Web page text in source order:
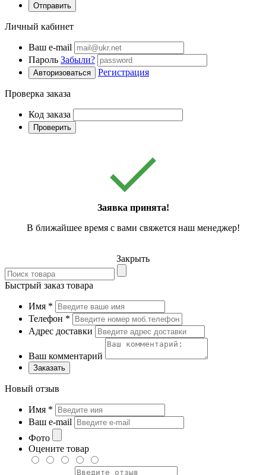
Отправить
Личный кабинет
Ваш e-mail
Пароль Забыли?
Авторизоваться Регистрация
Проверка заказа
Код заказа
Проверить
Заявка принята!
В ближайшее время с вами свяжется наш менеджер!
Закрыть
Быстрый заказ товара
Имя *
Телефон *
Адрес доставки
Ваш комментарий
Заказать
Новый отзыв
Имя *
Ваш e-mail
Фото
Оцените товар